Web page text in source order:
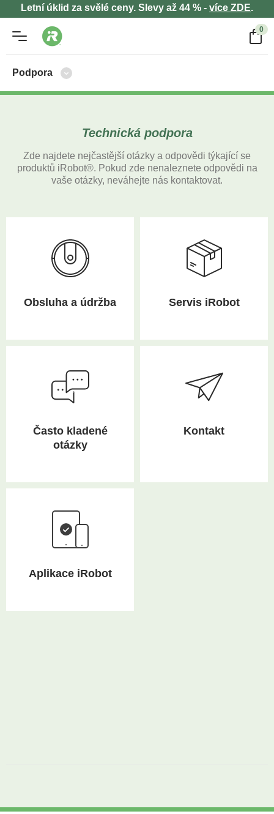
Letní úklid za svělé ceny. Slevy až 44 % - více ZDE.
0
Podpora
Technická podpora
Zde najdete nejčastější otázky a odpovědi týkající se
produktů iRobot®. Pokud zde nenaleznete odpovědi na
vaše otázky, neváhejte nás kontaktovat.
Obsluha a údržba Servis iRobot
Často kladené
otázky
Kontakt
Aplikace iRobot